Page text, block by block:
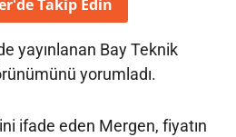
Takip Edin
yayınlanan Bay Teknik
yorumladı.
ifade eden Mergen, fiyatın